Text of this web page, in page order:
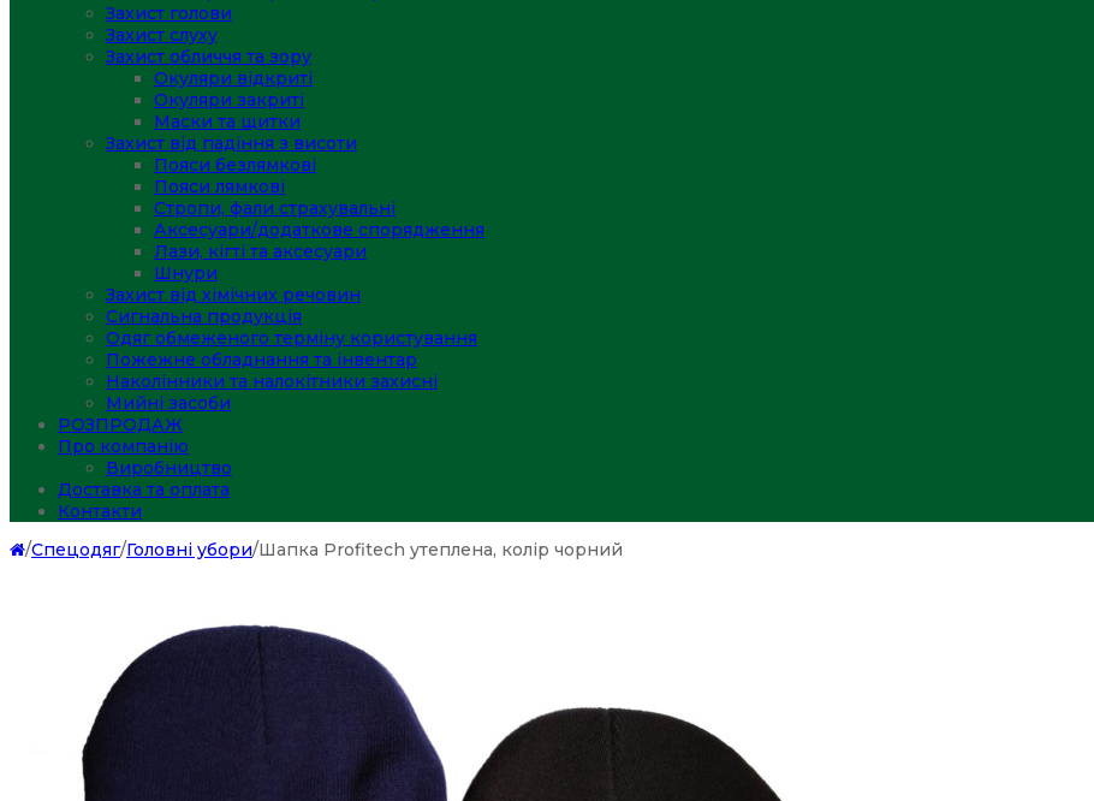
Захист голови
Захист слуху
Захист обличчя та зору
Окуляри відкриті
Окуляри закриті
Маски та щитки
Захист від падіння з висоти
Пояси безлямкові
Пояси лямкові
Стропи, фали страхувальні
Аксесуари/додаткове спорядження
Лази, кігті та аксесуари
Шнури
Захист від хімічних речовин
Сигнальна продукція
Одяг обмеженого терміну користування
Пожежне обладнання та інвентар
Наколінники та налокітники захисні
Мийні засоби
РОЗПРОДАЖ
Про компанію
Виробництво
Доставка та оплата
Контакти
/Спецодяг/Головні убори/Шапка Profitech утеплена, колір чорний